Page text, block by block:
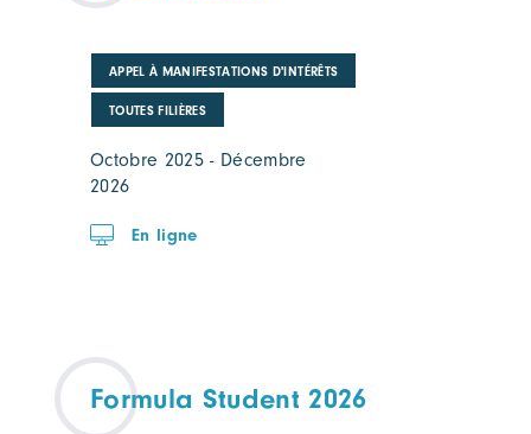
APPEL À MANIFESTATIONS D'INTÉRÊTS
TOUTES FILIÈRES
Octobre 2025 - Décembre
2026
En ligne
Formula Student 2026